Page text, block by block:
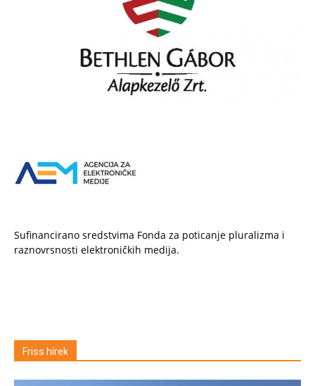
Sufinancirano sredstvima Fonda za poticanje pluralizma i
raznovrsnosti elektroničkih medija.
Friss hírek